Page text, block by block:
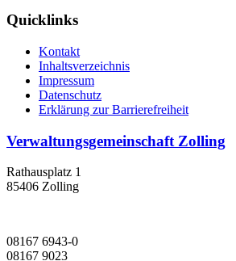
Quicklinks
Kontakt
Inhaltsverzeichnis
Impressum
Datenschutz
Erklärung zur Barrierefreiheit
Verwaltungsgemeinschaft Zolling
Rathausplatz 1
85406 Zolling
08167 6943-0
08167 9023